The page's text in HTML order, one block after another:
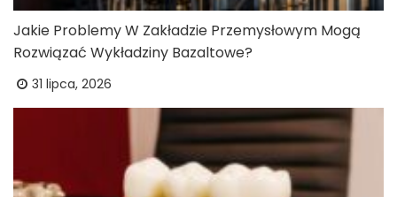
Jakie Problemy W Zakładzie Przemysłowym Mogą
Rozwiązać Wykładziny Bazaltowe?
31 lipca, 2026